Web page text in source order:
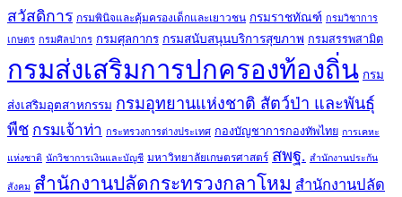
สวัสดิการ กรมพินิจและคุ้มครองเด็กและเยาวชน กรมราชทัณฑ์ กรมวิชาการ
เกษตร กรมศิลปากร กรมศุลกากร กรมสนับสนุนบริการสุขภาพ กรมสรรพสามิต
กรมส่งเสริมการปกครองท้องถิ่น กรม
ส่งเสริมอุตสาหกรรม กรมอุทยานแห่งชาติ สัตว์ป่า และพันธุ์
พืช กรมเจ้าท่า กระทรวงการต่างประเทศ กองบัญชาการกองทัพไทย การเคหะ
แห่งชาติ นักวิชาการเงินและบัญชี มหาวิทยาลัยเกษตรศาสตร์ สพฐ. สำนักงานประกัน
สังคม สำนักงานปลัดกระทรวงกลาโหม สำนักงานปลัด